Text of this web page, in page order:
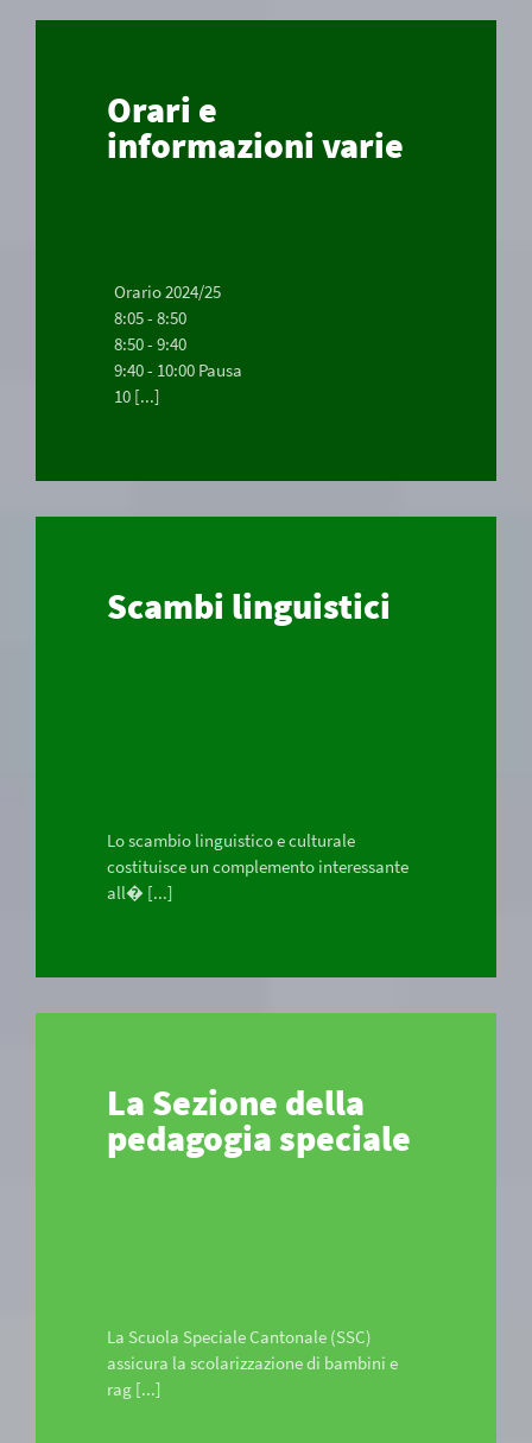
Orari e
informazioni varie
Orario 2024/25
8:05 - 8:50
8:50 - 9:40
9:40 - 10:00 Pausa
10 [...]
Scambi linguistici
Lo scambio linguistico e culturale
costituisce un complemento interessante
all� [...]
La Sezione della
pedagogia speciale
La Scuola Speciale Cantonale (SSC)
assicura la scolarizzazione di bambini e
rag [...]